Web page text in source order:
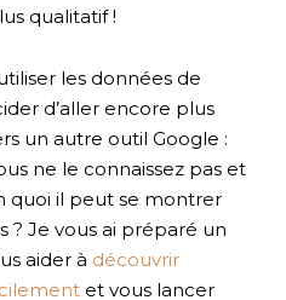
qualitatif !
les données de
d’aller encore plus
un autre outil Google :
ne le connaissez pas et
quoi il peut se montrer
? Je vous ai préparé un
aider à découvrir
et vous lancer